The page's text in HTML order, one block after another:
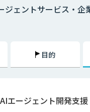
とで、自社における人的リソ
ジェントサービス・企
目的
AIエージェント開発支援